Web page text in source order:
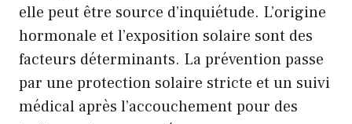
elle peut être source d’inquiétude. L’origine
hormonale et l’exposition solaire sont des
facteurs déterminants. La prévention passe
par une protection solaire stricte et un suivi
médical après l’accouchement pour des